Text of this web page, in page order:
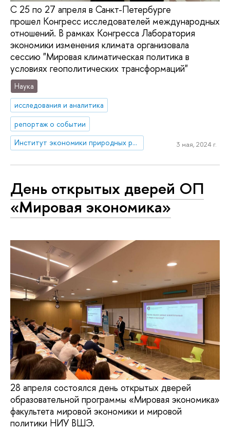
С 25 по 27 апреля в Санкт-Петербурге
прошел Конгресс исследователей международных
отношений. В рамках Конгресса Лаборатория
экономики изменения климата организовала
сессию "Мировая климатическая политика в
условиях геополитических трансформаций"
Наука
исследования и аналитика
репортаж о событии
Институт экономики природных ресурсов и изменения климата
3 мая, 2024 г.
День открытых дверей ОП
«Мировая экономика»
28 апреля состоялся день открытых дверей
образовательной программы «Мировая экономика»
факультета мировой экономики и мировой
политики НИУ ВШЭ.